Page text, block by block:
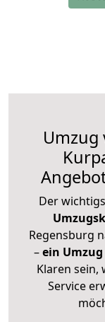
Umzug
Der
Regensburg
–ein
Klaren sein,
Service